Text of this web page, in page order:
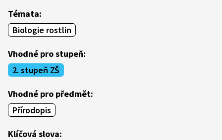
Témata:
Biologie rostlin
Vhodné pro stupeň:
2. stupeň ZŠ
Vhodné pro předmět:
Přírodopis
Klíčová slova: